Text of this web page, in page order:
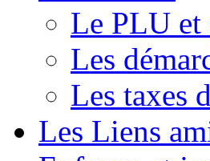
Le PLU et
Les
Les taxes
Les Liens